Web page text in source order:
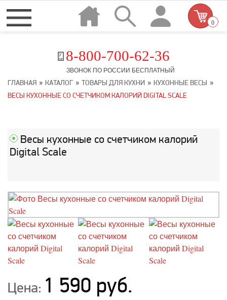
8-800-700-62-36
ЗВОНОК ПО РОССИИ БЕСПЛАТНЫЙ
0
ГЛАВНАЯ » КАТАЛОГ » ТОВАРЫ ДЛЯ КУХНИ » КУХОННЫЕ ВЕСЫ »
ВЕСЫ КУХОННЫЕ СО СЧЕТЧИКОМ КАЛОРИЙ DIGITAL SCALE
Весы кухонные со счетчиком калорий
Digital Scale
Цена: 1 590 руб.